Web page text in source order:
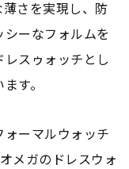
さを実現し、防
ーなフォルムを
スゥォッチとし
す。
ーマルウォッチ
メガのドレスウォ